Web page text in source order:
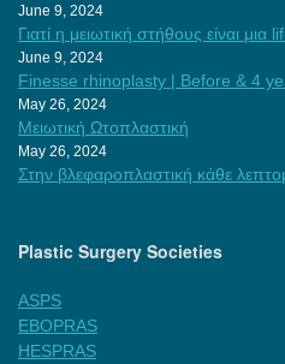
June 9, 2024
Γιατί η μειωτική στήθους είναι
June 9, 2024
Finesse rhinoplasty | Before & 4
May 26, 2024
Μειωτική Ωτοπλαστική
May 26, 2024
Στην βλεφαροπλαστική κάθε
Plastic Surgery Societies
ASPS
EBOPRAS
HESPRAS